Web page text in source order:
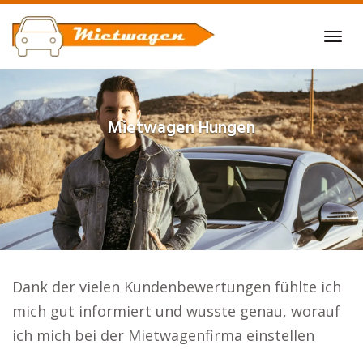
Skip
to
main
content
MietwagenHungen
Dank der vielen Kundenbewertungen fühlte ich
mich gut informiert und wusste genau, worauf
ich mich bei der Mietwagenfirma einstellen